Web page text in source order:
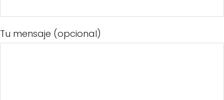
Tu mensaje (opcional)